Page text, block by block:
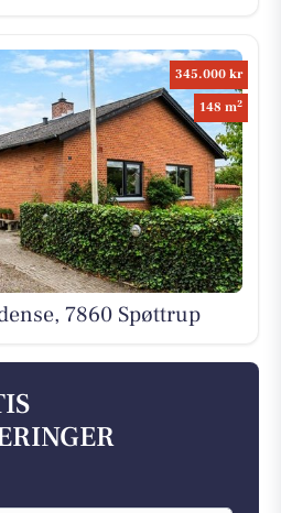
345.000 kr
148 m2
7860 Spøttrup